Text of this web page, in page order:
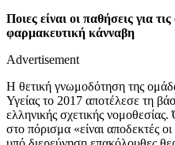
Ποιες είναι οι παθήσεις για
φαρμακευτική κάνναβη
Advertisement
Η θετική γνωμοδότηση της
Υγείας το 2017 αποτέλεσε τη
ελληνικής σχετικής
στο πόρισμα «είναι αποδεκτές